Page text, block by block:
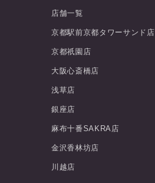
店舗一覧
京都駅前京都タワーサンド店
京都祇園店
大阪心斎橋店
浅草店
銀座店
麻布十番SAKRA店
金沢香林坊店
川越店